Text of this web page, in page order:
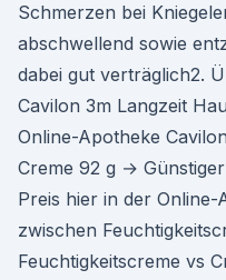
Schmerzen bei
abschwellend sowie
dabei gut verträglich2.
Cavilon 3m Langzeit
Online-Apotheke
Creme 92 g →
Preis hier in der
zwischen
Feuchtigkeitscreme vs